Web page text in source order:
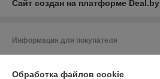
Сайт создан на платформе Deal.by
Информация для покупателя
Обработка файлов cookie